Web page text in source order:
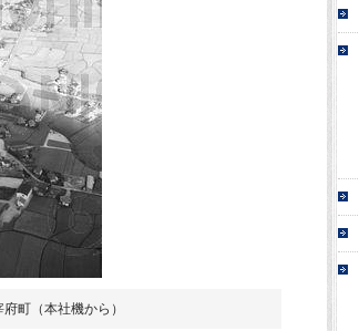
町（本社機から）